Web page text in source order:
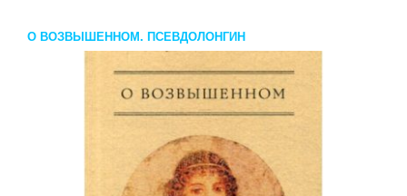
О ВОЗВЫШЕННОМ. ПСЕВДОЛОНГИН